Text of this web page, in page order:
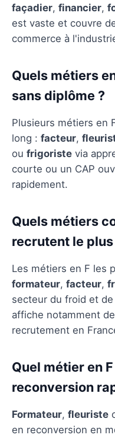
façadier, financier,
est vaste et couvre
commerce à
Quels métiers
sans diplôme ?
Plusieurs métiers en
long : facteur,
ou frigoriste via
courte ou un CAP
rapidement.
Quels métiers
recrutent le
Les métiers en F les
formateur, facteur,
secteur du froid et
affiche notamment
recrutement en
Quel métier en
reconversion
Formateur, fleuriste
en reconversion en